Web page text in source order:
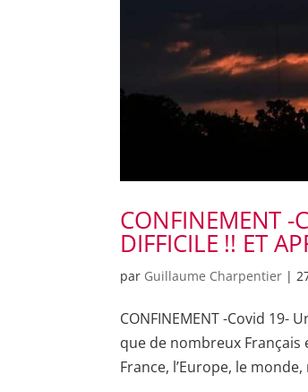
CONFINEMENT -
DIFFICILE !! ET
par Guillaume Charpentier |
CONFINEMENT -Covid
que de nombreux Français
France, l’Europe, le